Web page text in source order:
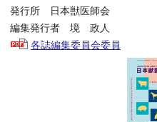
発行所 日本獣医師会
編集発行者 境 政人
各誌編集委員会委員